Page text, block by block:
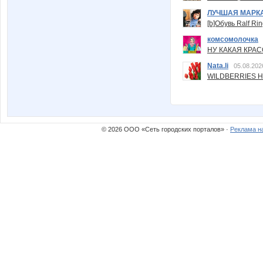
ЛУЧШАЯ
[b]Обувь Ralf
комсомолочка
НУ КАКАЯ
Nata.li
© 2026 ООО «Сеть городских порталов» · Реклама